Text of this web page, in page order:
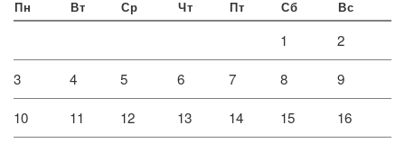
Пн Вт Ср Чт Пт Сб Вс
1 2
3 4 5 6 7 8 9
10 11 12 13 14 15 16